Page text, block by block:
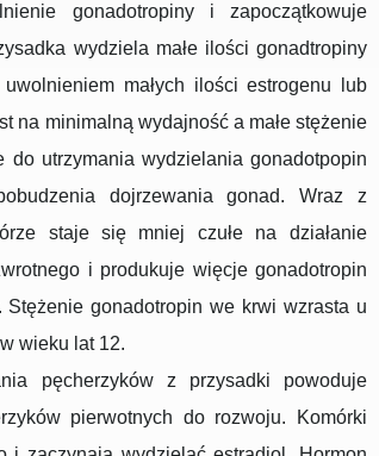
gonadotropiny i zapoczątkowuje
wydziela małe ilości gonadtropiny
małych ilości estrogenu lub
na minimalną wydajność a małe stężenie
do utrzymania wydzielania gonadotpopin
dojrzewania gonad. Wraz z
staje się mniej czułe na działanie
i produkuje więcje gonadotropin
Stężenie gonadotropin we krwi wzrasta u
wieku lat 12.
pęcherzyków z przysadki powoduje
pierwotnych do rozwoju. Komórki